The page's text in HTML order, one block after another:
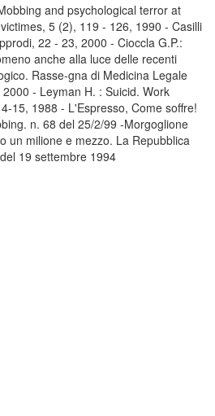
and psychological terror at
5 (2), 119 - 126, 1990 - Casilli
22 - 23, 2000 - Cioccla G.P.:
anche alla luce delle recenti
Rasse-gna di Medicina Legale
- Leyman H. : Suicid. Work
15, 1988 - L'Espresso, Come soffre!
n. 68 del 25/2/99 -Morgoglione
un milione e mezzo. La Repubblica
19 settembre 1994